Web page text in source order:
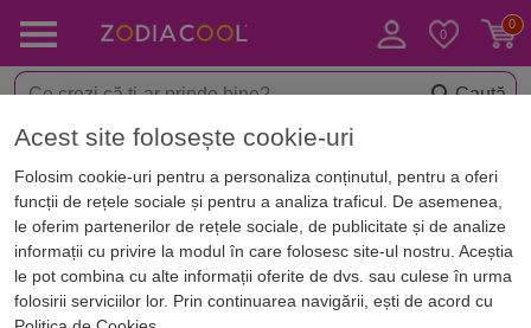
Caută
< Copacei feng shui și cristale Cristaloterapie
Acest site folosește cookie-uri
Folosim cookie-uri pentru a personaliza conținutul, pentru a oferi
funcții de rețele sociale și pentru a analiza traficul. De asemenea,
le oferim partenerilor de rețele sociale, de publicitate și de analize
informații cu privire la modul în care folosesc site-ul nostru. Aceștia
le pot combina cu alte informații oferite de dvs. sau culese în urma
folosirii serviciilor lor. Prin continuarea navigării, ești de acord cu